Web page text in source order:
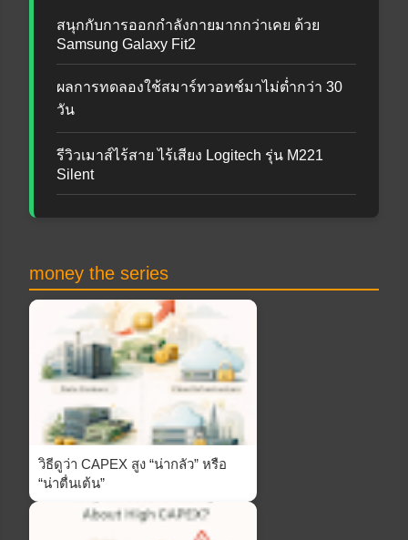
สนุกกับการออกกำลังกายมากกว่าเคย ด้วย
Samsung Galaxy Fit2
ผลการทดลองใช้สมาร์ทวอทช์มาไม่ต่ำกว่า 30
วัน
รีวิวเมาส์ไร้สาย ไร้เสียง Logitech รุ่น M221
Silent
money the series
วิธีดูว่า CAPEX สูง “น่ากลัว” หรือ
“น่าตื่นเต้น”